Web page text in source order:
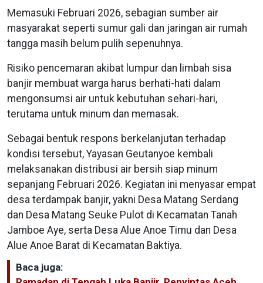
Memasuki Februari 2026, sebagian sumber air
masyarakat seperti sumur gali dan jaringan air rumah
tangga masih belum pulih sepenuhnya.
Risiko pencemaran akibat lumpur dan limbah sisa
banjir membuat warga harus berhati-hati dalam
mengonsumsi air untuk kebutuhan sehari-hari,
terutama untuk minum dan memasak.
Sebagai bentuk respons berkelanjutan terhadap
kondisi tersebut, Yayasan Geutanyoe kembali
melaksanakan distribusi air bersih siap minum
sepanjang Februari 2026. Kegiatan ini menyasar empat
desa terdampak banjir, yakni Desa Matang Serdang
dan Desa Matang Seuke Pulot di Kecamatan Tanah
Jamboe Aye, serta Desa Alue Anoe Timu dan Desa
Alue Anoe Barat di Kecamatan Baktiya.
Baca juga: